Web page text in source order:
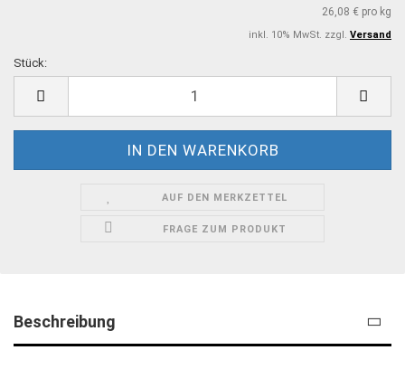
26,08 € pro kg
inkl. 10% MwSt. zzgl. Versand
Stück:
AUF DEN MERKZETTEL
FRAGE ZUM PRODUKT
Beschreibung